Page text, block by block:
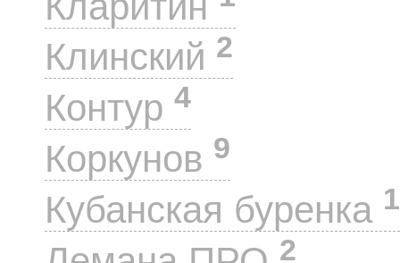
Клинский 2
Контур 4
Коркунов 9
Кубанская буренка 1
2